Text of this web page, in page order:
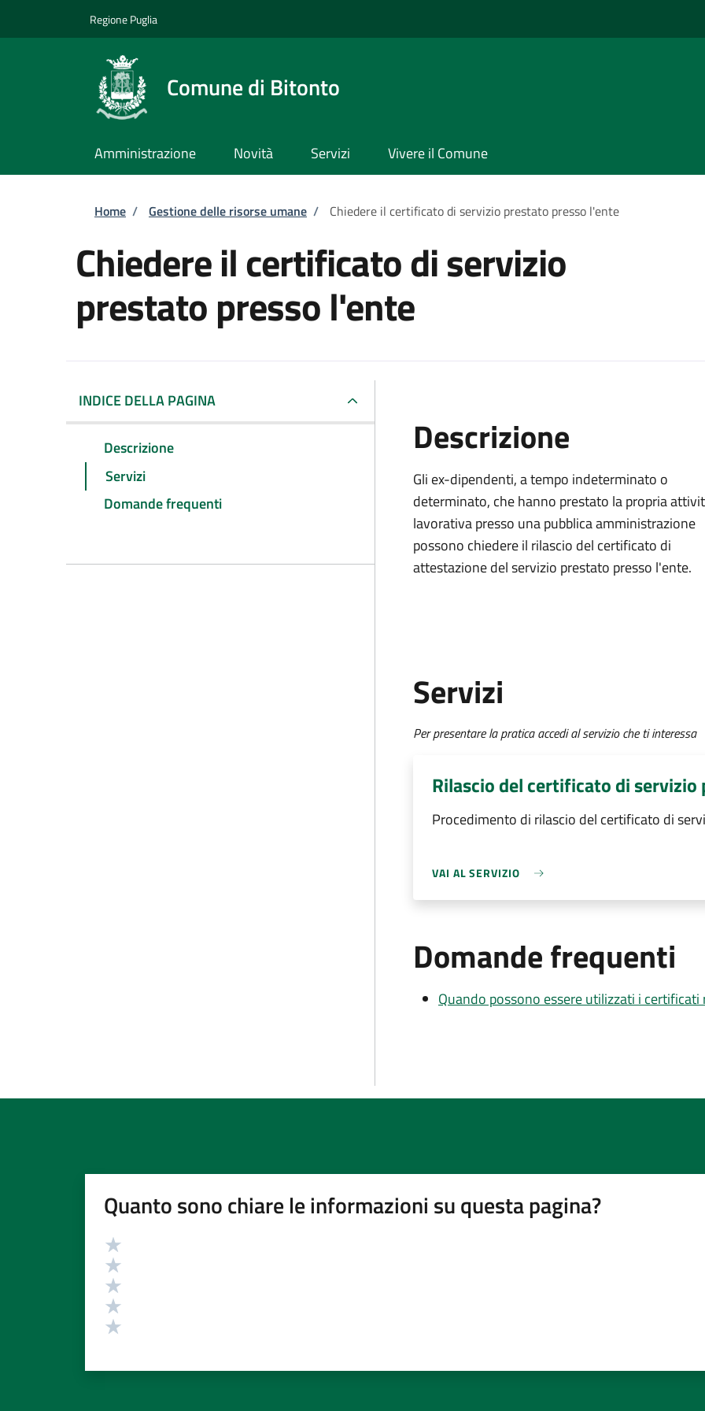
Regione Puglia
Comune di Bitonto
Amministrazione Novità Servizi Vivere il Comune
Briciole di pane
Home / Gestione delle risorse umane / Chiedere il certificato di servizio prestato presso l'ente
Chiedere il certificato di servizio
prestato presso l'ente
INDICE DELLA PAGINA
Descrizione
Servizi
Domande frequenti
Descrizione
Gli ex-dipendenti, a tempo indeterminato o
determinato, che hanno prestato la propria
lavorativa presso una pubblica amministrazione
possono chiedere il rilascio del certificato di
attestazione del servizio prestato presso l'ente.
Servizi
Per presentare la pratica accedi al servizio che ti interessa
Rilascio del certificato di
Procedimento di rilascio del certificato di
VAI AL SERVIZIO
Domande frequenti
Quando possono essere utilizzati i
Quanto sono chiare le informazioni su questa pagina?
Valutazione